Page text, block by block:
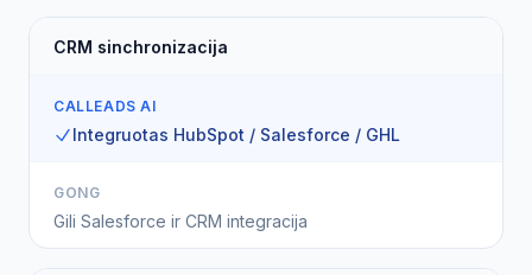
CRM sinchronizacija
CALLEADS AI
Integruotas HubSpot / Salesforce / GHL
GONG
Gili Salesforce ir CRM integracija